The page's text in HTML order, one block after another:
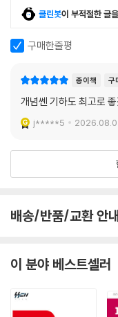
클린봇이 부적절한 글
구매한줄평
종이책 구
개념쎈 기하도 최고로
j*****5
배송/반품/교환 안
이 분야 베스트셀러